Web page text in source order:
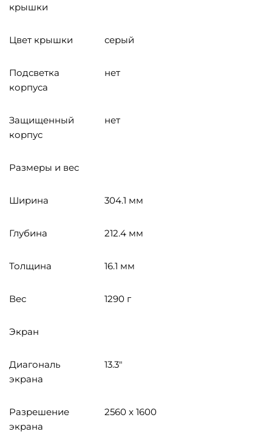
крышки
Цвет крышки серый
Подсветка
корпуса
нет
Защищенный
корпус
нет
Размеры и вес
Ширина 304.1 мм
Глубина 212.4 мм
Толщина 16.1 мм
Вес 1290 г
Экран
Диагональ
экрана
13.3″
Разрешение
экрана
2560 x 1600